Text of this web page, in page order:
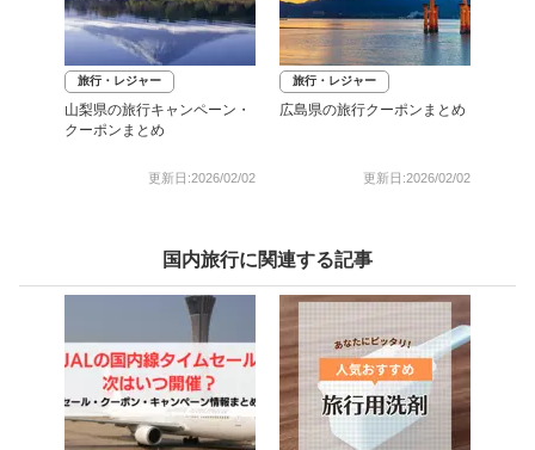
旅行・レジャー
山梨県の旅行キャンペーン・
クーポンまとめ
更新日:2026/02/02
旅行・レジャー
広島県の旅行クーポンまとめ
更新日:2026/02/02
国内旅行に関連する記事